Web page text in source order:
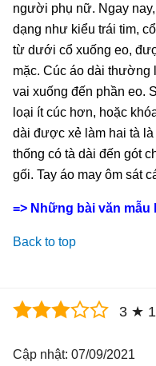
người phụ nữ. Ngay
dạng như kiểu trái tim,
từ dưới cổ xuống eo,
mặc. Cúc áo dài thường
vai xuống đến phần eo.
loại ít cúc hơn, hoặc
dài được xẻ làm hai tà
thống có tà dài đến gót
gối. Tay áo may ôm sát
=> Những bài văn mẫu
Back to top
3 ★ 1
Cập nhật: 07/09/2021